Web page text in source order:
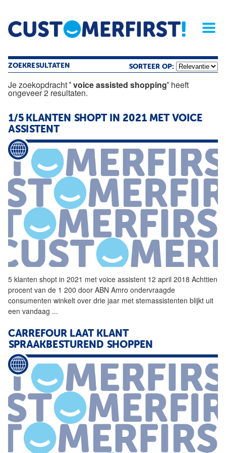
Home Opinie Archief
Magazine
ZOEKRESULTATEN SORTEER OP:
Je zoekopdracht' voice assisted shopping' heeft
ongeveer 2 resultaten.
1/5 KLANTEN SHOPT IN 2021 MET VOICE
ASSISTENT
5 klanten shopt in 2021 met voice assistent 12 april 2018 Achttien
procent van de 1 200 door ABN Amro ondervraagde
consumenten winkelt over drie jaar met stemassistenten blijkt uit
een vandaag ...
CARREFOUR LAAT KLANT
SPRAAKBESTUREND SHOPPEN